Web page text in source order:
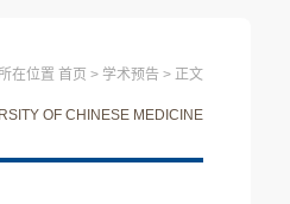
在位置 首页 > 学术预告 > 正文
OF CHINESE MEDICINE